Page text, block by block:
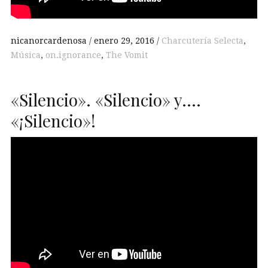
nicanorcardenosa enero 29, 2016 Charcutería Selecta,
Música, on.ignorance, The Vomit
«Silencio». «Silencio» y….
«¡Silencio»!